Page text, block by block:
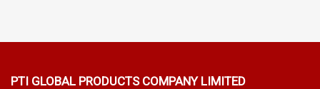
PTI GLOBAL PRODUCTS COMPANY LIMITED